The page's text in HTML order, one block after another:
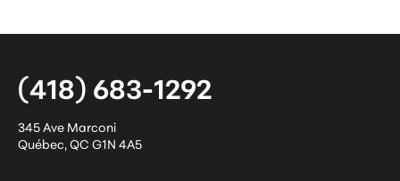
(418) 683-1292
345 Ave Marconi
Québec,QC G1N 4A5